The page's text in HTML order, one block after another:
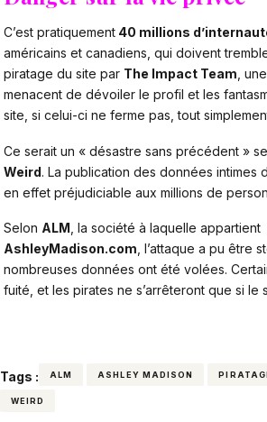
C’est pratiquement 40 millions
américains et canadiens, qui doivent
piratage du site par The Impact Team ,
menacent de dévoiler le profil et les
site, si celui-ci ne ferme pas, tout
Ce serait un « désastre sans précédent »
Weird. La publication des données intimes
en effet préjudiciable aux millions de
Selon ALM , la société à laquelle appartient
AshleyMadison.com , l’attaque a pu être
nombreuses données ont été volées.
fuité, et les pirates ne s’arrêteront que si le
Tags : ALM ASHLEY MADISON
WEIRD